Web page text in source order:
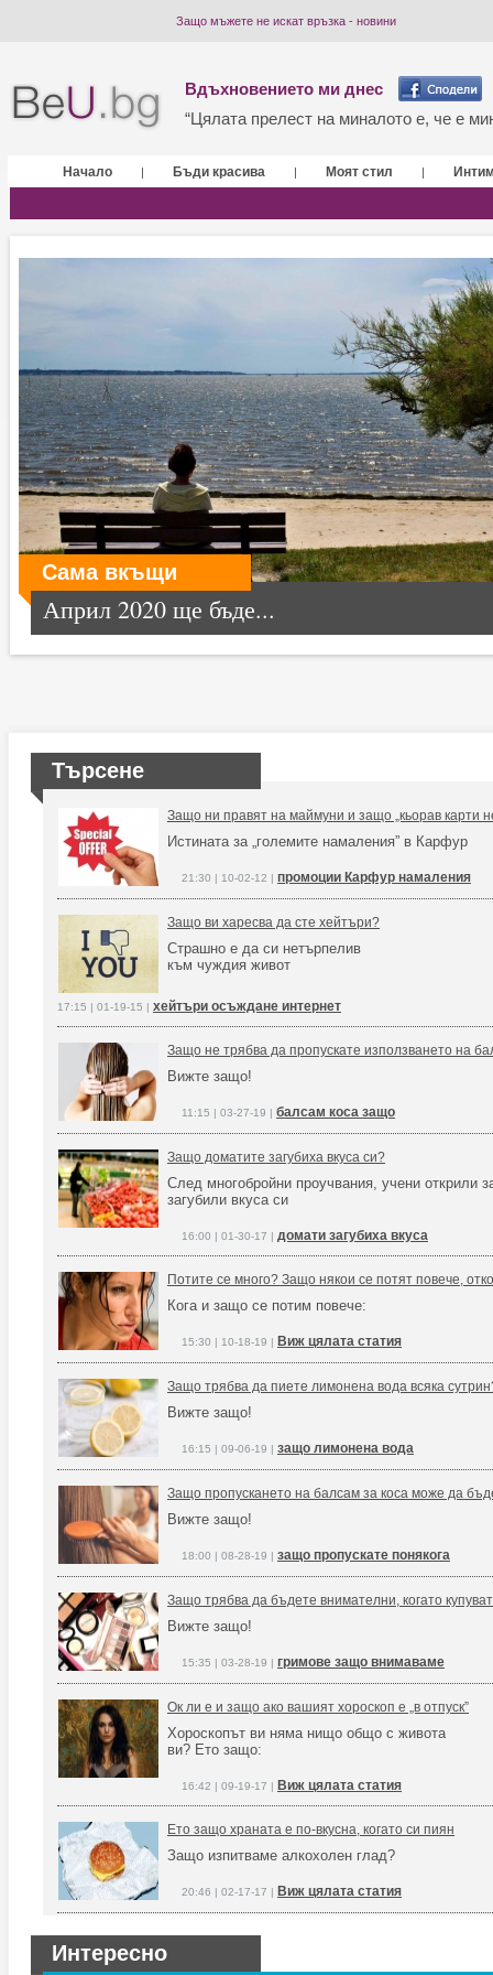
Защо мъжете не искат връзка - новини
Вдъхновението ми днес
“Цялата прелест на миналото е, че е
Начало | Бъди красива | Моят стил |
Сама вкъщи
Април 2020 ще бъде...
Търсене
Защо ни правят на маймуни и защо „кьорав карти
Истината за „големите намаления” в Карфур
21:30 | 10-02-12 | промоции Карфур намаления
Защо ви харесва да сте хейтъри?
Страшно е да си нетърпелив
към чуждия живот
17:15 | 01-19-15 | хейтъри осъждане интернет
Защо не трябва да пропускате използването на
Вижте защо!
11:15 | 03-27-19 | балсам коса защо
Защо доматите загубиха вкуса си?
След многобройни проучвания, учени открили
загубили вкуса си
16:00 | 01-30-17 | домати загубиха вкуса
Потите се много? Защо някои се потят повече,
Кога и защо се потим повече:
15:30 | 10-18-19 | Виж цялата статия
Защо трябва да пиете лимонена вода всяка
Вижте защо!
16:15 | 09-06-19 | защо лимонена вода
Защо пропускането на балсам за коса може да
Вижте защо!
18:00 | 08-28-19 | защо пропускате понякога
Защо трябва да бъдете внимателни, когато
Вижте защо!
15:35 | 03-28-19 | гримове защо внимаваме
Ок ли е и защо ако вашият хороскоп е „в отпуск”
Хороскопът ви няма нищо общо с живота
ви? Ето защо:
16:42 | 09-19-17 | Виж цялата статия
Ето защо храната е по-вкусна, когато си пиян
Защо изпитваме алкохолен глад?
20:46 | 02-17-17 | Виж цялата статия
Интересно